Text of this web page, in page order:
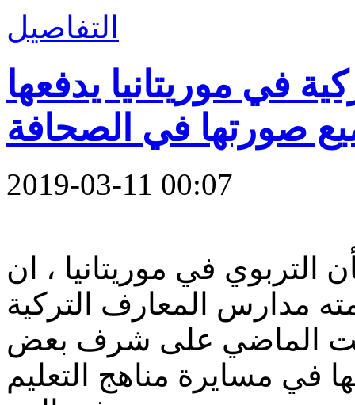
التفاصيل
في موريتانيا يدفعها
صورتها في الصحافة
2019-03-11 00:07
التربوي في موريتانيا ، ان
مدارس المعارف التركية
الماضي على شرف بعض
في مسايرة مناهج التعليم